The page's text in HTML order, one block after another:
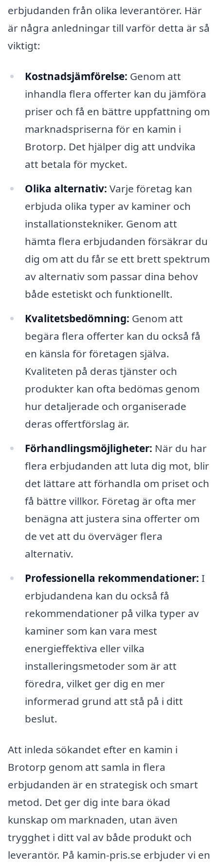
erbjudanden från olika leverantörer. Här
är några anledningar till varför detta är så
viktigt:
Kostnadsjämförelse: Genom att
inhandla flera offerter kan du jämföra
priser och få en bättre uppfattning om
marknadspriserna för en kamin i
Brotorp. Det hjälper dig att undvika
att betala för mycket.
Olika alternativ: Varje företag kan
erbjuda olika typer av kaminer och
installationstekniker. Genom att
hämta flera erbjudanden försäkrar du
dig om att du får se ett brett spektrum
av alternativ som passar dina behov
både estetiskt och funktionellt.
Kvalitetsbedömning: Genom att
begära flera offerter kan du också få
en känsla för företagen själva.
Kvaliteten på deras tjänster och
produkter kan ofta bedömas genom
hur detaljerade och organiserade
deras offertförslag är.
Förhandlingsmöjligheter: När du har
flera erbjudanden att luta dig mot, blir
det lättare att förhandla om priset och
få bättre villkor. Företag är ofta mer
benägna att justera sina offerter om
de vet att du överväger flera
alternativ.
Professionella rekommendationer: I
erbjudandena kan du också få
rekommendationer på vilka typer av
kaminer som kan vara mest
energieffektiva eller vilka
installeringsmetoder som är att
föredra, vilket ger dig en mer
informerad grund att stå på i ditt
beslut.
Att inleda sökandet efter en kamin i
Brotorp genom att samla in flera
erbjudanden är en strategisk och smart
metod. Det ger dig inte bara ökad
kunskap om marknaden, utan även
trygghet i ditt val av både produkt och
leverantör. På kamin-pris.se erbjuder vi en